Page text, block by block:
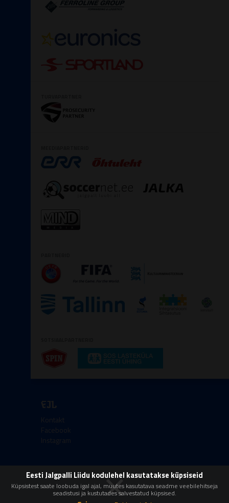
EJL
Kontakt
Facebook
Instagram
Kőik őigused kaitstud © 2008-2026 Eesti Jalgpalli
Liit
×
Eesti Jalgpalli Liidu kodulehel kasutatakse küpsiseid
Küpsistest saate loobuda igal ajal, muutes kasutatava seadme veebilehitseja
seadistusi ja kustutades salvestatud küpsised.